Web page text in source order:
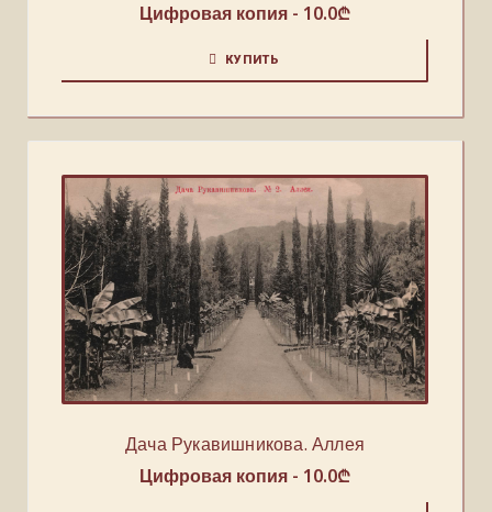
Цифровая копия - 10.0₾
КУПИТЬ
Дача Рукавишникова. Аллея
Цифровая копия - 10.0₾